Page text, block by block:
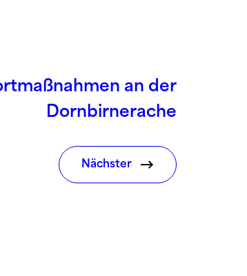
an der
Dornbirnerache
Nächster